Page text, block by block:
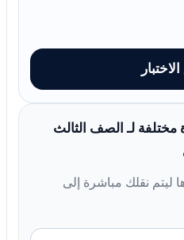
لـ الصف الثالث
ليتم نقلك مباشرة إلى